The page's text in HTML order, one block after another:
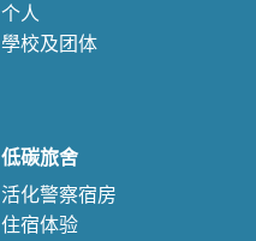
个人
學校及团体
低碳旅舍
活化警察宿房
住宿体验